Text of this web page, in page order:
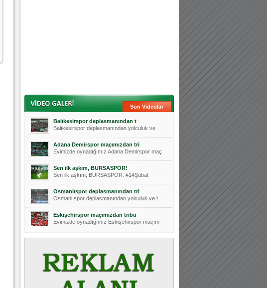
Son Videolar
Balıkesirspor deplasmanından t
Balıkesirspor deplasmanından yolculuk ve
Adana Demirspor maçımızdan tri
Evimizde oynadığımız Adana Demirspor maç
Sen ilk aşkım, BURSASPOR!
Sen ilk aşkım, BURSASPOR. #14Şubat
Osmanlıspor deplasmanından tri
Osmanlıspor deplasmanından yolculuk ve t
Eskişehirspor maçımızdan tribü
Evimizde oynadığımız Eskişehirspor maçım